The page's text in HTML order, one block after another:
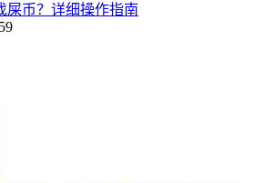
屎币？详细操作指南